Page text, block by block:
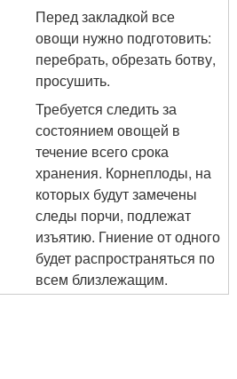
Перед закладкой все
овощи нужно подготовить:
перебрать, обрезать ботву,
просушить.
Требуется следить за
состоянием овощей в
течение всего срока
хранения. Корнеплоды, на
которых будут замечены
следы порчи, подлежат
изъятию. Гниение от одного
будет распространяться по
всем близлежащим.